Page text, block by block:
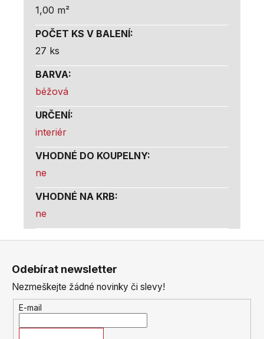
1,00 m²
POČET KS V BALENÍ:
27 ks
BARVA:
béžová
URČENÍ:
interiér
VHODNÉ DO KOUPELNY:
ne
VHODNÉ NA KRB:
ne
Odebírat newsletter
Nezmeškejte žádné novinky či slevy!
E-mail